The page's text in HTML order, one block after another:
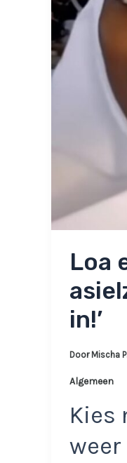
Loa
in!’
Door Mischa
Algemeen
Kies